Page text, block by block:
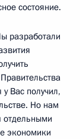
состояние.
разработали
Вас получил,
Но нам
отдельными
экономики